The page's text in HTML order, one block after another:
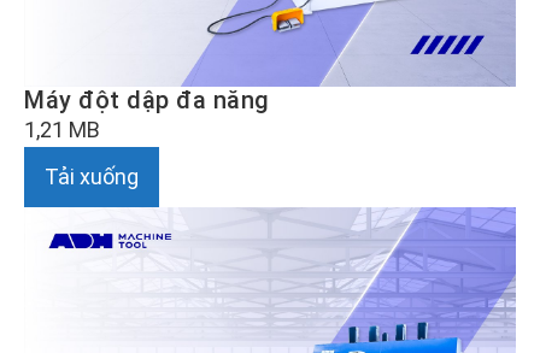
Máy đột dập đa năng
1,21 MB
Tải xuống